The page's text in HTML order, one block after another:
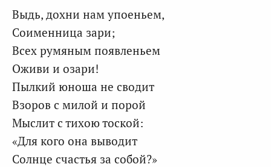
Выдь, дохни нам упоеньем,
Соименница зари;
Всех румяным появленьем
Оживи и озари!
Пылкий юноша не сводит
Взоров с милой и порой
Мыслит с тихою тоской:
«Для кого она выводит
Солнце счастья за собой?»